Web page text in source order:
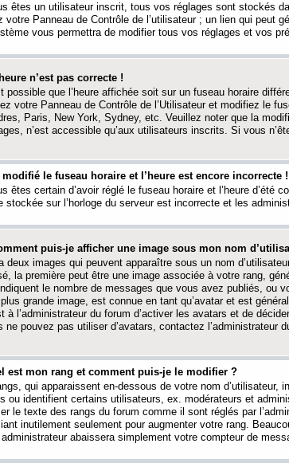
êtes un utilisateur inscrit, tous vos réglages sont stockés
votre Panneau de Contrôle de l’utilisateur ; un lien qui peut
vous permettra de modifier tous vos réglages et vos
n’est pas correcte !
possible que l’heure affichée soit sur un fuseau horaire
votre Panneau de Contrôle de l’Utilisateur et modifiez le
Paris, New York, Sydney, etc. Veuillez noter que la
n’est accessible qu’aux utilisateurs inscrits. Si vous
modifié le fuseau horaire et l’heure est encore incorrecte !
êtes certain d’avoir réglé le fuseau horaire et l’heure d’été
stockée sur l’horloge du serveur est incorrecte et les
puis-je afficher une image sous mon nom
a deux images qui peuvent apparaître sous un nom
la première peut être une image associée à votre rang,
le nombre de messages que vous avez publiés, ou
grande image, est connue en tant qu’avatar et est
à l’administrateur du forum d’activer les avatars et de
ne pouvez pas utiliser d’avatars, contactez l’administrateur
est mon rang et comment puis-je le modifier ?
qui apparaissent en-dessous de votre nom d’utilisateur,
ou identifient certains utilisateurs, ex. modérateurs et
le texte des rangs du forum comme il sont réglés par
inutilement seulement pour augmenter votre rang.
abaissera simplement votre compteur de